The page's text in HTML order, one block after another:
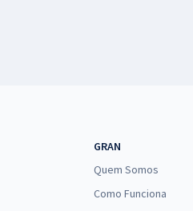
GRAN
Quem Somos
Como Funciona